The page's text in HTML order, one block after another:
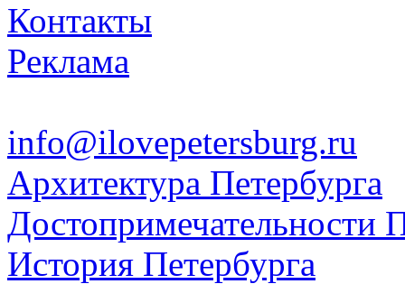
Контакты
Реклама
info@ilovepetersburg.ru
Архитектура Петербурга
Достопримечательности
История Петербурга